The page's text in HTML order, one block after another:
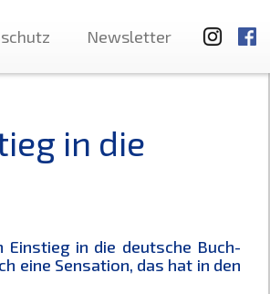
Newsletter
in die
Einstieg in die deutsche Buch-
eine Sensation, das hat in den